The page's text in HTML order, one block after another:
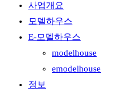
사업개요
모델하우스
E-모델하우스
modelhouse
emodelhouse
정보